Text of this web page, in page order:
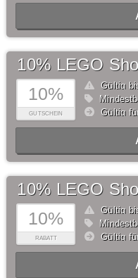
10%
GUTSCHEIN
10% LEGO
Gültig
Gültig
10%
RABATT
10% LEGO
Gültig
Gültig